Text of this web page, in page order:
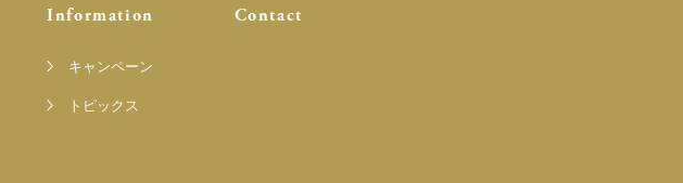
Information
キャンペーン
トピックス
Contact